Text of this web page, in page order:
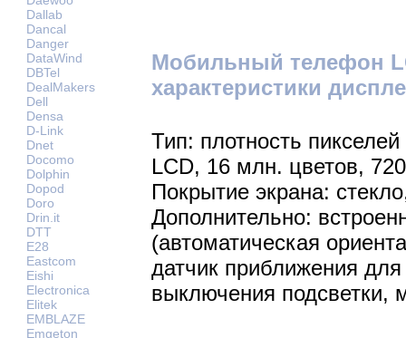
Dallab
Dancal
Danger
DataWind
DBTel
DealMakers
Dell
Densa
D-Link
Dnet
Docomo
Dolphin
Dopod
Doro
Drin.it
DTT
E28
Eastcom
Eishi
Electronica
Elitek
EMBLAZE
Emgeton
Мобильный телефон
характеристики
Тип: плотность
LCD, 16 млн. цветов,
Покрытие экрана:
Дополнительно:
(автоматическая
датчик приближения для
выключения подсветки,